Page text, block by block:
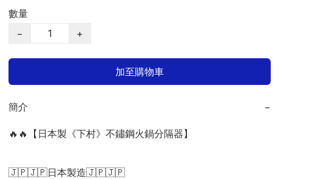
數量
−
+
加至購物車
簡介 −
🔥🔥【日本製《下村》不鏽鋼火鍋分隔器】
🇯🇵🇯🇵日本製造🇯🇵🇯🇵